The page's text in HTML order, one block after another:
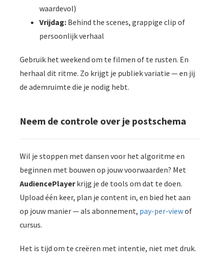
waardevol)
Vrijdag: Behind the scenes, grappige clip of
persoonlijk verhaal
Gebruik het weekend om te filmen of te rusten. En
herhaal dit ritme. Zo krijgt je publiek variatie — en jij
de ademruimte die je nodig hebt.
Neem de controle over je postschema
Wil je stoppen met dansen voor het algoritme en
beginnen met bouwen op jouw voorwaarden? Met
AudiencePlayerkrijg je de tools om dat te doen.
Upload één keer, plan je content in, en bied het aan
op jouw manier — als abonnement, pay-per-viewof
cursus.
Het is tijd om te creëren met intentie, niet met druk.